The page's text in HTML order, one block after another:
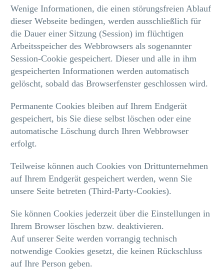
Wenige Informationen, die einen störungsfreien Ablauf
dieser Webseite bedingen, werden ausschließlich für
die Dauer einer Sitzung (Session) im flüchtigen
Arbeitsspeicher des Webbrowsers als sogenannter
Session-Cookie gespeichert. Dieser und alle in ihm
gespeicherten Informationen werden automatisch
gelöscht, sobald das Browserfenster geschlossen wird.
Permanente Cookies bleiben auf Ihrem Endgerät
gespeichert, bis Sie diese selbst löschen oder eine
automatische Löschung durch Ihren Webbrowser
erfolgt.
Teilweise können auch Cookies von Drittunternehmen
auf Ihrem Endgerät gespeichert werden, wenn Sie
unsere Seite betreten (Third-Party-Cookies).
Sie können Cookies jederzeit über die Einstellungen in
Ihrem Browser löschen bzw. deaktivieren.
Auf unserer Seite werden vorrangig technisch
notwendige Cookies gesetzt, die keinen Rückschluss
auf Ihre Person geben.